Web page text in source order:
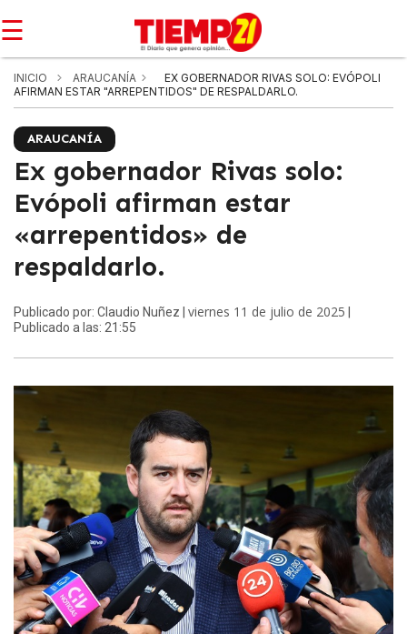
☰
INICIO ARAUCANÍA
EX GOBERNADOR RIVAS SOLO: EVÓPOLI
AFIRMAN ESTAR "ARREPENTIDOS" DE RESPALDARLO.
ARAUCANÍA
Ex gobernador Rivas solo:
Evópoli afirman estar
«arrepentidos» de
respaldarlo.
Publicado por: Claudio Nuñez | viernes 11 de julio de 2025
Publicado a las: 21:55